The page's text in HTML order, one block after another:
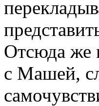
Отсюда же
с Машей,